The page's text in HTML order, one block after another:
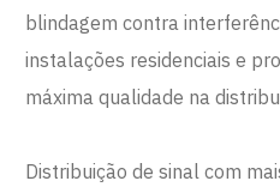
blindagem contra
instalações residenciais e
máxima qualidade na
Distribuição de sinal com